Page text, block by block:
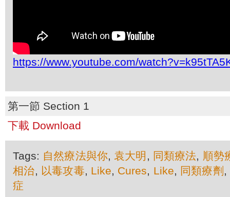
https://www.youtube.com/
第一節 Section 1
下載 Download
Tags: 自然療法與你,袁大明 , 同類療法, 順勢
相治, 以毒攻毒, Like, Cures, Like, 同類療劑 ,
症